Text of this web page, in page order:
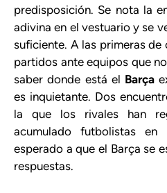
predisposición. Se nota la
adivina en el vestuario y se
suficiente. A las primeras
partidos ante equipos que
saber donde está el Barça
es inquietante. Dos
la que los rivales han
acumulado futbolistas
esperado a que el Barça se
respuestas.